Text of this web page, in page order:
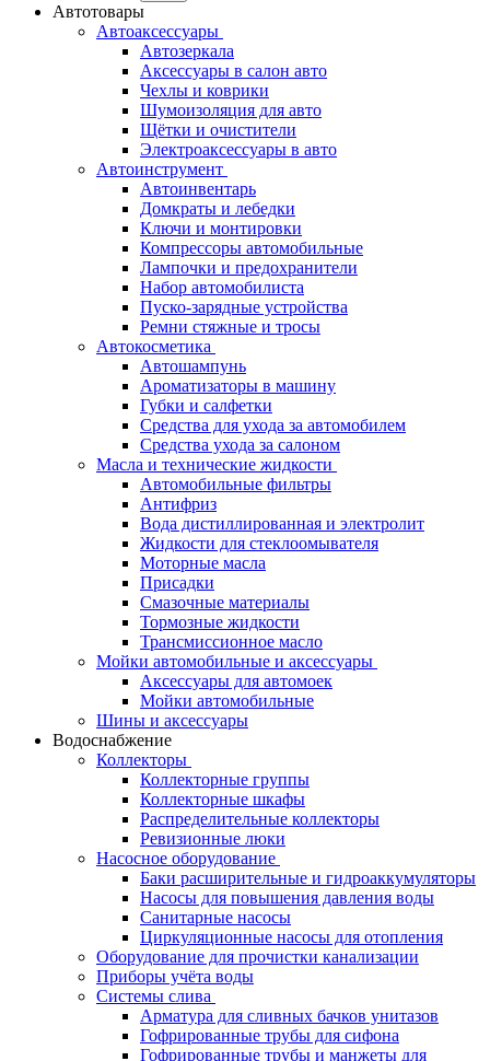
Автотовары
Автоаксессуары
Автозеркала
Аксессуары в салон авто
Чехлы и коврики
Шумоизоляция для авто
Щётки и очистители
Электроаксессуары в авто
Автоинструмент
Автоинвентарь
Домкраты и лебедки
Ключи и монтировки
Компрессоры автомобильные
Лампочки и предохранители
Набор автомобилиста
Пуско-зарядные устройства
Ремни стяжные и тросы
Автокосметика
Автошампунь
Ароматизаторы в машину
Губки и салфетки
Средства для ухода за автомобилем
Средства ухода за салоном
Масла и технические жидкости
Автомобильные фильтры
Антифриз
Вода дистиллированная и электролит
Жидкости для стеклоомывателя
Моторные масла
Присадки
Смазочные материалы
Тормозные жидкости
Трансмиссионное масло
Мойки автомобильные и аксессуары
Аксессуары для автомоек
Мойки автомобильные
Шины и аксессуары
Водоснабжение
Коллекторы
Коллекторные группы
Коллекторные шкафы
Распределительные коллекторы
Ревизионные люки
Насосное оборудование
Баки расширительные и гидроаккумуляторы
Насосы для повышения давления воды
Санитарные насосы
Циркуляционные насосы для отопления
Оборудование для прочистки канализации
Приборы учёта воды
Системы слива
Арматура для сливных бачков унитазов
Гофрированные трубы для сифона
Гофрированные трубы и манжеты для